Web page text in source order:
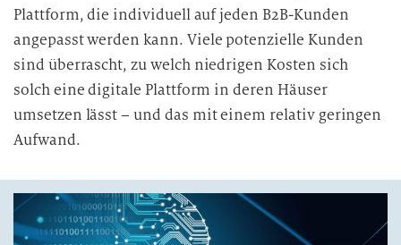
Plattform, die individuell auf jeden B2B-Kunden
angepasst werden kann. Viele potenzielle Kunden
sind überrascht, zu welch niedrigen Kosten sich
solch eine digitale Plattform in deren Häuser
umsetzen lässt – und das mit einem relativ geringen
Aufwand.